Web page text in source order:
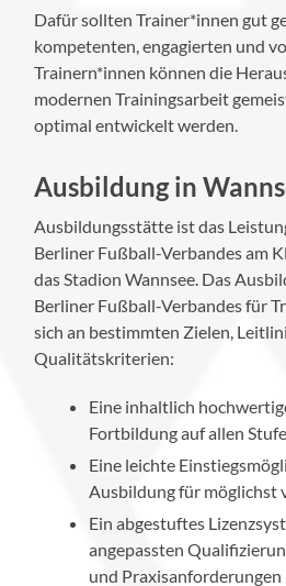
Dafür sollten Trainer*innen gut
kompetenten, engagierten und
Trainern*innen können die
modernen Trainingsarbeit
optimal entwickelt werden.
Ausbildung in
Ausbildungsstätte ist das
Berliner Fußball-Verbandes am
das Stadion Wannsee. Das
Berliner Fußball-Verbandes für
sich an bestimmten Zielen,
Qualitätskriterien:
Eine inhaltlich
Fortbildung auf allen
Eine leichte
Ausbildung für möglichst
Ein abgestuftes
angepassten
und Praxisanforderungen